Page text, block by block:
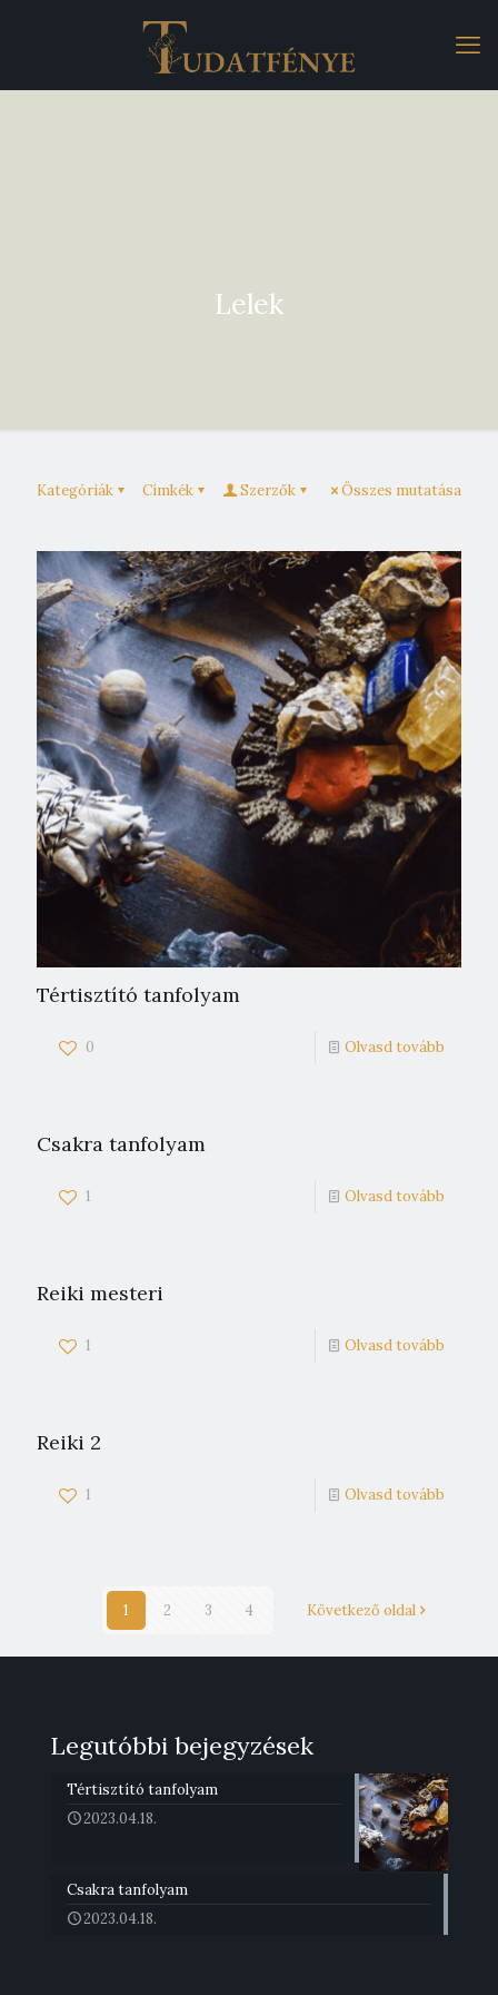
Lelek
Kategóriák Címkék Szerzők Összes mutatása
Tértisztító tanfolyam
0 Olvasd tovább
Csakra tanfolyam
1 Olvasd tovább
Reiki mesteri
1 Olvasd tovább
Reiki 2
1 Olvasd tovább
1 2 3 4 Következő oldal
Legutóbbi bejegyzések
Tértisztító tanfolyam
2023.04.18.
Csakra tanfolyam
2023.04.18.